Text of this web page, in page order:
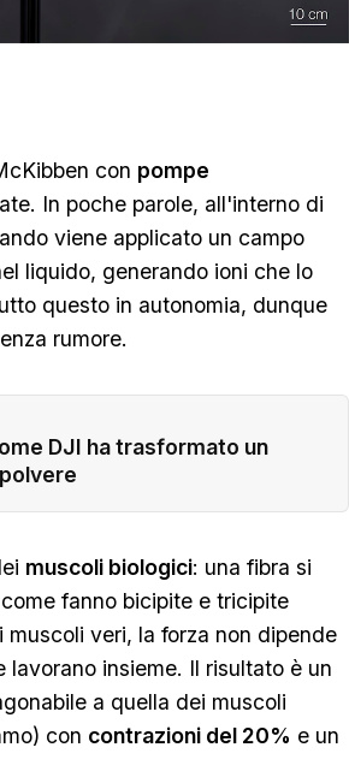
con pompe
In poche parole, all'interno di
viene applicato un campo
liquido, generando ioni che lo
questo in autonomia, dunque
rumore.
DJI ha trasformato un
muscoli biologici: una fibra si
fanno bicipite e tricipite
veri, la forza non dipende
insieme. Il risultato è un
a quella dei muscoli
con contrazioni del 20% e un